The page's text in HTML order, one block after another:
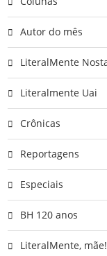
Autor do mês
LiteralMente
Literalmente Uai
Crônicas
Reportagens
Especiais
BH 120 anos
LiteralMente, mãe!